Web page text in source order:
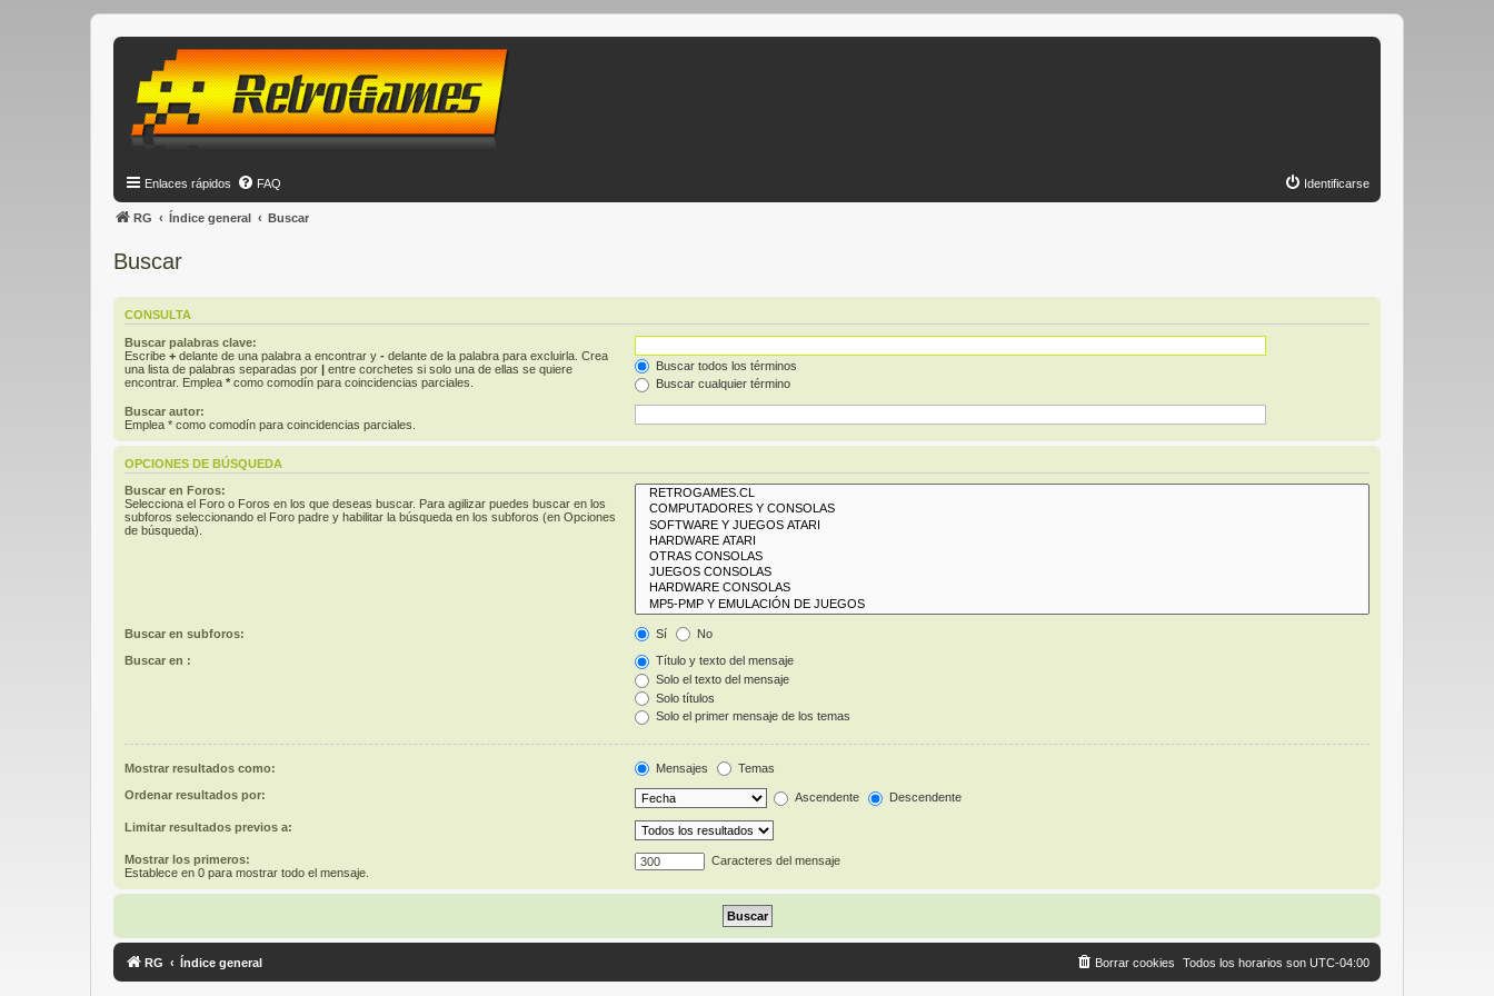
Enlaces rápidos FAQ Identificarse
RG Índice general Buscar
Buscar
CONSULTA
Buscar palabras clave:
Escribe + delante de una palabra a encontrar y - delante de la palabra para excluirla. Crea
una lista de palabras separadas por | entre corchetes si solo una de ellas se quiere
encontrar. Emplea * como comodín para coincidencias parciales.
Buscar todos los términos
Buscar cualquier término
Buscar autor:
Emplea * como comodín para coincidencias parciales.
OPCIONES DE BÚSQUEDA
Buscar en Foros:
Selecciona el Foro o Foros en los que deseas buscar. Para agilizar puedes buscar en los
subforos seleccionando el Foro padre y habilitar la búsqueda en los subforos (en Opciones
de búsqueda).
Buscar en subforos: Sí No
Buscar en :
Título y texto del mensaje
Solo el texto del mensaje
Solo títulos
Solo el primer mensaje de los temas
Mostrar resultados como: Mensajes Temas
Ordenar resultados por: Ascendente Descendente
Limitar resultados previos a:
Mostrar los primeros:
Establece en 0 para mostrar todo el mensaje.
Caracteres del mensaje
RG Índice general Todos los horarios son UTC-04:00
Borrar cookies